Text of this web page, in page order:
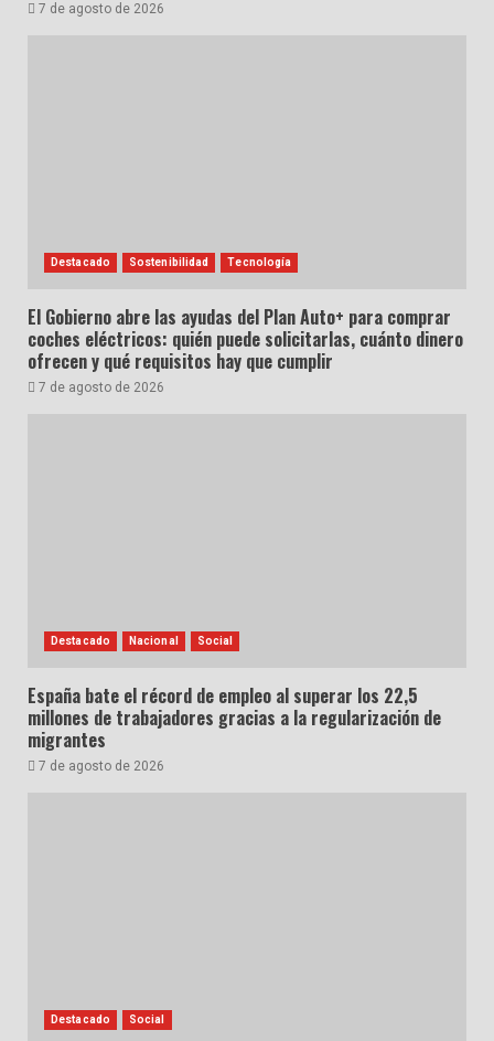
7 de agosto de 2026
Destacado Sostenibilidad Tecnología
El Gobierno abre las ayudas del Plan Auto+ para comprar
coches eléctricos: quién puede solicitarlas, cuánto dinero
ofrecen y qué requisitos hay que cumplir
7 de agosto de 2026
Destacado Nacional Social
España bate el récord de empleo al superar los 22,5
millones de trabajadores gracias a la regularización de
migrantes
7 de agosto de 2026
Destacado Social